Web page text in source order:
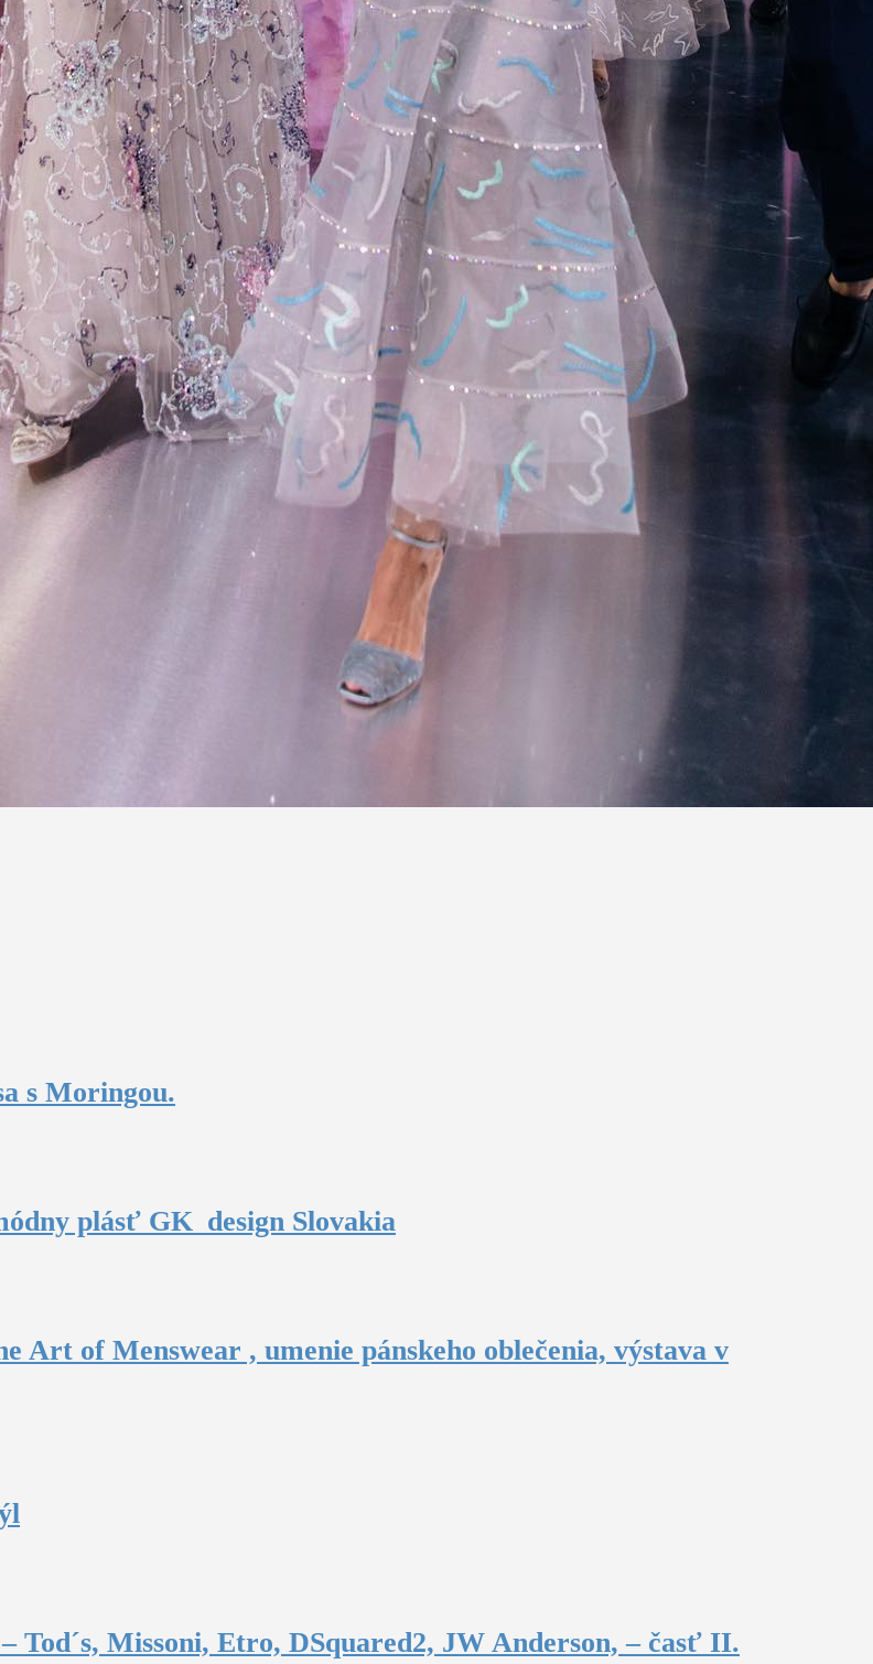
s Moringou.
plásť GK_design Slovakia
Art of Menswear , umenie pánskeho oblečenia, výstava v
Tod´s, Missoni, Etro, DSquared2, JW Anderson, – časť II.